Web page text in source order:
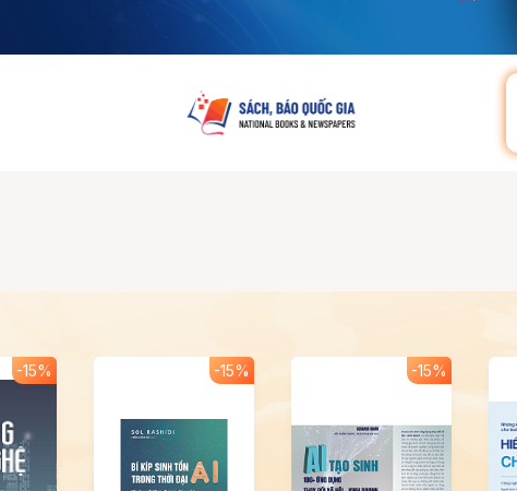
-15% -15% -15%